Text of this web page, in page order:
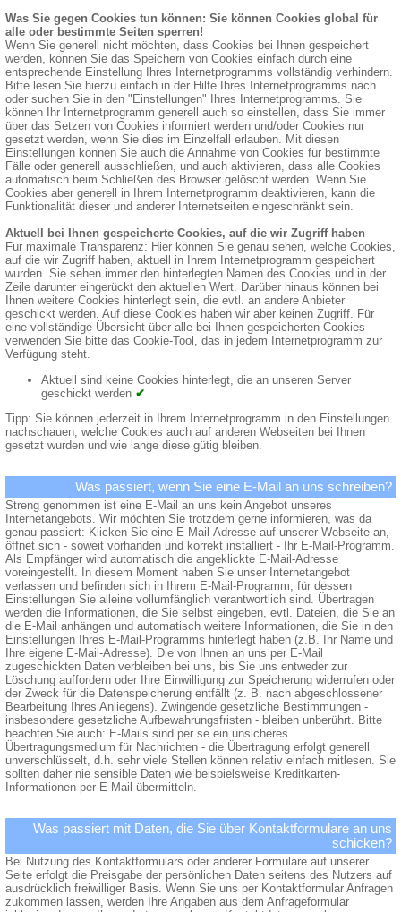
Was Sie gegen Cookies tun können: Sie können Cookies global für
alle oder bestimmte Seiten sperren!
Wenn Sie generell nicht möchten, dass Cookies bei Ihnen gespeichert
werden, können Sie das Speichern von Cookies einfach durch eine
entsprechende Einstellung Ihres Internetprogramms vollständig verhindern.
Bitte lesen Sie hierzu einfach in der Hilfe Ihres Internetprogramms nach
oder suchen Sie in den "Einstellungen" Ihres Internetprogramms. Sie
können Ihr Internetprogramm generell auch so einstellen, dass Sie immer
über das Setzen von Cookies informiert werden und/oder Cookies nur
gesetzt werden, wenn Sie dies im Einzelfall erlauben. Mit diesen
Einstellungen können Sie auch die Annahme von Cookies für bestimmte
Fälle oder generell ausschließen, und auch aktivieren, dass alle Cookies
automatisch beim Schließen des Browser gelöscht werden. Wenn Sie
Cookies aber generell in Ihrem Internetprogramm deaktivieren, kann die
Funktionalität dieser und anderer Internetseiten eingeschränkt sein.
Aktuell bei Ihnen gespeicherte Cookies, auf die wir Zugriff haben
Für maximale Transparenz: Hier können Sie genau sehen, welche Cookies,
auf die wir Zugriff haben, aktuell in Ihrem Internetprogramm gespeichert
wurden. Sie sehen immer den hinterlegten Namen des Cookies und in der
Zeile darunter eingerückt den aktuellen Wert. Darüber hinaus können bei
Ihnen weitere Cookies hinterlegt sein, die evtl. an andere Anbieter
geschickt werden. Auf diese Cookies haben wir aber keinen Zugriff. Für
eine vollständige Übersicht über alle bei Ihnen gespeicherten Cookies
verwenden Sie bitte das Cookie-Tool, das in jedem Internetprogramm zur
Verfügung steht.
Aktuell sind keine Cookies hinterlegt, die an unseren Server
geschickt werden ✔
Tipp: Sie können jederzeit in Ihrem Internetprogramm in den Einstellungen
nachschauen, welche Cookies auch auf anderen Webseiten bei Ihnen
gesetzt wurden und wie lange diese gütig bleiben.
Was passiert, wenn Sie eine E-Mail an uns schreiben?
Streng genommen ist eine E-Mail an uns kein Angebot unseres
Internetangebots. Wir möchten Sie trotzdem gerne informieren, was da
genau passiert: Klicken Sie eine E-Mail-Adresse auf unserer Webseite an,
öffnet sich - soweit vorhanden und korrekt installiert - Ihr E-Mail-Programm.
Als Empfänger wird automatisch die angeklickte E-Mail-Adresse
voreingestellt. In diesem Moment haben Sie unser Internetangebot
verlassen und befinden sich in Ihrem E-Mail-Programm, für dessen
Einstellungen Sie alleine vollumfänglich verantwortlich sind. Übertragen
werden die Informationen, die Sie selbst eingeben, evtl. Dateien, die Sie an
die E-Mail anhängen und automatisch weitere Informationen, die Sie in den
Einstellungen Ihres E-Mail-Programms hinterlegt haben (z.B. Ihr Name und
Ihre eigene E-Mail-Adresse). Die von Ihnen an uns per E-Mail
zugeschickten Daten verbleiben bei uns, bis Sie uns entweder zur
Löschung auffordern oder Ihre Einwilligung zur Speicherung widerrufen oder
der Zweck für die Datenspeicherung entfällt (z. B. nach abgeschlossener
Bearbeitung Ihres Anliegens). Zwingende gesetzliche Bestimmungen -
insbesondere gesetzliche Aufbewahrungsfristen - bleiben unberührt. Bitte
beachten Sie auch: E-Mails sind per se ein unsicheres
Übertragungsmedium für Nachrichten - die Übertragung erfolgt generell
unverschlüsselt, d.h. sehr viele Stellen können relativ einfach mitlesen. Sie
sollten daher nie sensible Daten wie beispielsweise Kreditkarten-
Informationen per E-Mail übermitteln.
Was passiert mit Daten, die Sie über Kontaktformulare an uns
schicken?
Bei Nutzung des Kontaktformulars oder anderer Formulare auf unserer
Seite erfolgt die Preisgabe der persönlichen Daten seitens des Nutzers auf
ausdrücklich freiwilliger Basis. Wenn Sie uns per Kontaktformular Anfragen
zukommen lassen, werden Ihre Angaben aus dem Anfrageformular